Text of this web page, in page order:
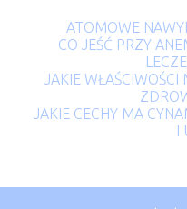
ATOMOWE
CO JEŚĆ PRZY
JAKIE WŁAŚCIWOŚCI
JAKIE CECHY MA
I